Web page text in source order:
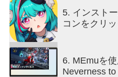
『気象速報：異象「レイ
います。お出かけの際は
――街のラジオ番組「
数々は、あなた自身が体
の至る所に隠されたエピ
明かそう！
5. インスト
コンをクリ
6. MEmuを
Neverness